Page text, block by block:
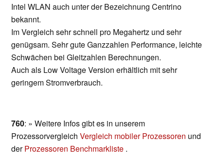
Intel WLAN auch unter der Bezeichnung Centrino
bekannt.
Im Vergleich sehr schnell pro Megahertz und sehr
genügsam. Sehr gute Ganzzahlen Performance, leichte
Schwächen bei Gleitzahlen Berechnungen.
Auch als Low Voltage Version erhältlich mit sehr
geringem Stromverbrauch.
760: » Weitere Infos gibt es in unserem
Prozessorvergleich Vergleich mobiler Prozessoren und
derProzessoren Benchmarkliste .